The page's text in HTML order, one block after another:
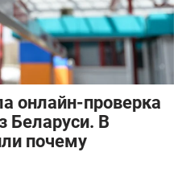
онлайн-проверка
Беларуси. В
почему